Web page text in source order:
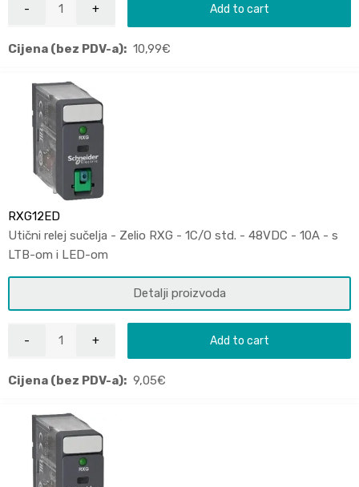
Add to cart
Cijena (bez PDV-a): 10,99€
RXG12ED
Utični relej sučelja - Zelio RXG - 1C/O std. - 48VDC - 10A - s
LTB-om i LED-om
Detalji proizvoda
Add to cart
Cijena (bez PDV-a): 9,05€